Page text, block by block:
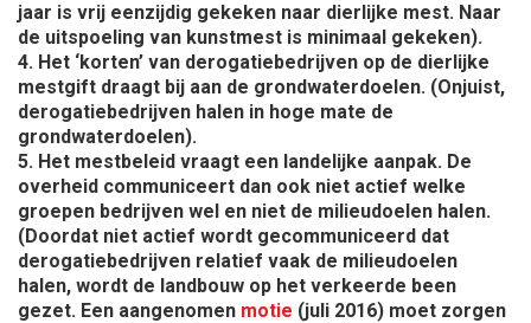
jaar is vrij eenzijdig gekeken naar dierlijke mest. Naar
de uitspoeling van kunstmest is minimaal gekeken).
4. Het ‘korten’ van derogatiebedrijven op de dierlijke
mestgift draagt bij aan de grondwaterdoelen. (Onjuist,
derogatiebedrijven halen in hoge mate de
grondwaterdoelen).
5. Het mestbeleid vraagt een landelijke aanpak. De
overheid communiceert dan ook niet actief welke
groepen bedrijven wel en niet de milieudoelen halen.
(Doordat niet actief wordt gecommuniceerd dat
derogatiebedrijven relatief vaak de milieudoelen
halen, wordt de landbouw op het verkeerde been
gezet. Een aangenomen motie (juli 2016) moet zorgen